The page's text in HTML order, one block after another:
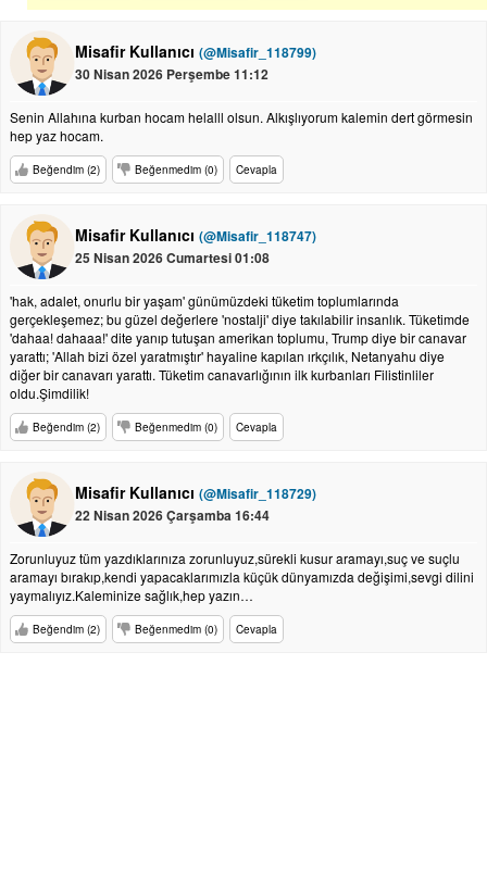
Misafir Kullanıcı (@Misafir_118799)
30 Nisan 2026 Perşembe 11:12
Senin Allahına kurban hocam helalll olsun. Alkışlıyorum kalemin dert görmesin
hep yaz hocam.
Beğendim (2) Beğenmedim (0) Cevapla
Misafir Kullanıcı (@Misafir_118747)
25 Nisan 2026 Cumartesi 01:08
'hak, adalet, onurlu bir yaşam' günümüzdeki tüketim toplumlarında
gerçekleşemez; bu güzel değerlere 'nostalji' diye takılabilir insanlık. Tüketimde
'dahaa! dahaaa!' dite yanıp tutuşan amerikan toplumu, Trump diye bir canavar
yarattı; 'Allah bizi özel yaratmıştır' hayaline kapılan ırkçılık, Netanyahu diye
diğer bir canavarı yarattı. Tüketim canavarlığının ilk kurbanları Filistinliler
oldu.Şimdilik!
Beğendim (2) Beğenmedim (0) Cevapla
Misafir Kullanıcı (@Misafir_118729)
22 Nisan 2026 Çarşamba 16:44
Zorunluyuz tüm yazdıklarınıza zorunluyuz,sürekli kusur aramayı,suç ve suçlu
aramayı bırakıp,kendi yapacaklarımızla küçük dünyamızda değişimi,sevgi dilini
yaymalıyız.Kaleminize sağlık,hep yazın…
Beğendim (2) Beğenmedim (0) Cevapla